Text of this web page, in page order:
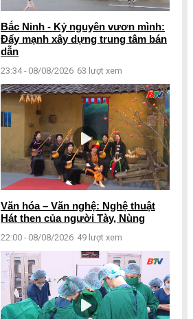
Bắc Ninh - Kỷ nguyên vươn mình:
Đẩy mạnh xây dựng trung tâm bán
dẫn
23:34 - 08/08/2026 63 lượt xem
Văn hóa – Văn nghệ: Nghệ thuật
Hát then của người Tày, Nùng
22:00 - 08/08/2026 49 lượt xem